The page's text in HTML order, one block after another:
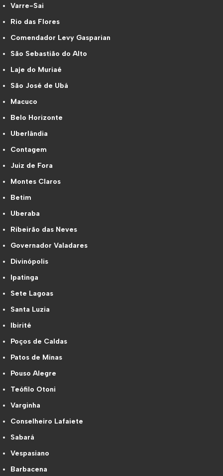
Varre-Sai
Rio das Flores
Comendador Levy Gasparian
São Sebastião do Alto
Laje do Muriaé
São José de Ubá
Macuco
Belo Horizonte
Uberlândia
Contagem
Juiz de Fora
Montes Claros
Betim
Uberaba
Ribeirão das Neves
Governador Valadares
Divinópolis
Ipatinga
Sete Lagoas
Santa Luzia
Ibirité
Poços de Caldas
Patos de Minas
Pouso Alegre
Teófilo Otoni
Varginha
Conselheiro Lafaiete
Sabará
Vespasiano
Barbacena